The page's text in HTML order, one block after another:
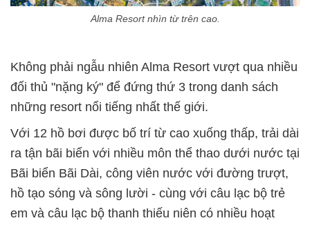
Alma Resort nhìn từ trên cao.
Không phải ngẫu nhiên Alma Resort vượt qua nhiều
đối thủ "nặng ký" để đứng thứ 3 trong danh sách
những resort nổi tiếng nhất thế giới.
Với 12 hồ bơi được bố trí từ cao xuống thấp, trải dài
ra tận bãi biển với nhiều môn thể thao dưới nước tại
Bãi biển Bãi Dài, công viên nước với đường trượt,
hồ tạo sóng và sông lười - cùng với câu lạc bộ trẻ
em và câu lạc bộ thanh thiếu niên có nhiều hoạt